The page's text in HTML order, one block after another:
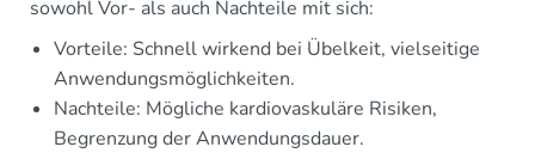
sowohl Vor- als auch Nachteile mit sich:
Vorteile: Schnell wirkend bei Übelkeit, vielseitige
Anwendungsmöglichkeiten.
Nachteile: Mögliche kardiovaskuläre Risiken,
Begrenzung der Anwendungsdauer.